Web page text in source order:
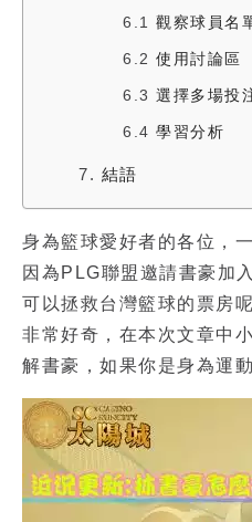
6.1 觀察球員名
6.2 使用討論區
6.3 選擇多場投
6.4 學習分析
7. 結語
身為籃球愛好者的各位，
因為PLG聯盟邀請書豪加
可以拯救台灣籃球的票房
非常好奇，在本次文章中
解書豪，如果你是身為運